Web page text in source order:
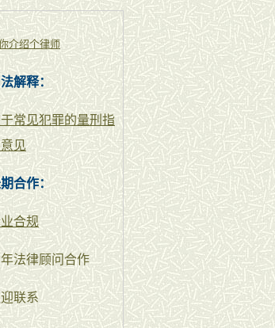
介绍个律师
解释：
常见犯罪的量刑指
见
合作：
合规
法律顾问合作
联系